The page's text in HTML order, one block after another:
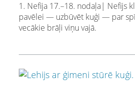
1. Nefija 17.–18. nodaļa| Nefijs
pavēlei — uzbūvēt kuģi — par
vecākie brāļi viņu vajā.